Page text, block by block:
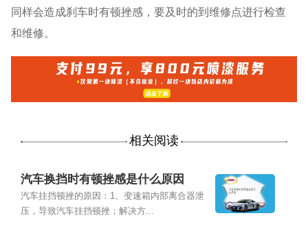
同样会造成刹车时有顿挫感，要及时的到维修点进行检查
和维修。
相关阅读
汽车换挡时有顿挫感是什么原因
汽车挂挡顿挫的原因：1、变速箱内部离合器泄
压，导致汽车挂挡顿挫；解决方...